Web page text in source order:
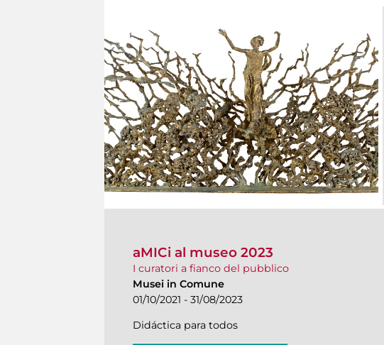
aMICi al museo 2023
I curatori a fianco del pubblico
Musei in Comune
01/10/2021 - 31/08/2023
Didáctica para todos